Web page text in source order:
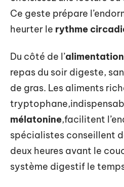
Ce geste prépare
heurter le rythme
Du côté de l’alimentation
repas du soir digeste,
de gras. Les aliments
mélatonine,facilitent
spécialistes conseillent
deux heures avant le
système digestif le